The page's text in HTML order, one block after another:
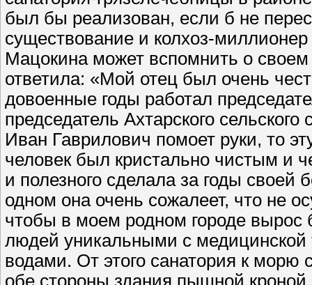
был бы реализован, если б не
существование и колхоз-
Мацокина может вспомнить о
ответила: «Мой отец был очень
довоенные годы работал
председатель Ахтарского
Иван Гаврилович помоет руки, то
человек был кристально чистым и
и полезного сделала за годы
одном она очень сожалеет, что не
чтобы в моем родном городе вырос
людей уникальными с медицинской
водами. От этого санатория к морю
обе стороны здания пышной